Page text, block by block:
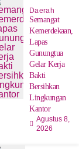
Daerah
Semangat
Kemerdekaan,
Lapas
Gunungtua
Gelar Kerja
Bakti
Bersihkan
Lingkungan
Kantor
Agustus 8,
2026